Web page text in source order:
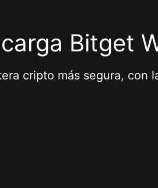
Bitget
cripto más segura, con